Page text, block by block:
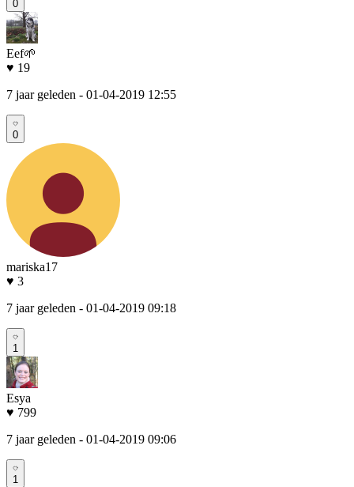
0
Eef🌱
♥ 19
7 jaar geleden - 01-04-2019 12:55
0
mariska17
♥ 3
7 jaar geleden - 01-04-2019 09:18
1
Esya
♥ 799
7 jaar geleden - 01-04-2019 09:06
1